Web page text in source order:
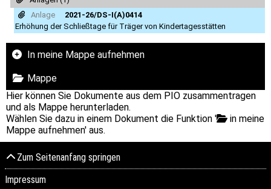
Anlage
2021-26/DS-I(A)0414
Erhöhung der Schließtage für Träger von Kindertagesstätten
In meine Mappe aufnehmen
Mappe
Hier können Sie Dokumente aus dem PIO zusammentragen
und als Mappe herunterladen.
Wählen Sie dazu in einem Dokument die Funktion '
in meine
Mappe aufnehmen' aus.
Zum Seitenanfang springen
Impressum